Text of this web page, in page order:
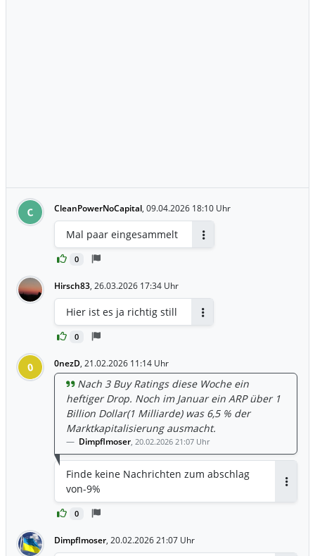
C CleanPowerNoCapital, 09.04.2026 18:10 Uhr
0
Mal paar eingesammelt
Hirsch83, 26.03.2026 17:34 Uhr
0
Hier ist es ja richtig still
0 0nezD, 21.02.2026 11:14 Uhr
0
Nach 3 Buy Ratings diese Woche ein
heftiger Drop. Noch im Januar ein ARP über 1
Billion Dollar(1 Milliarde) was 6,5 % der
Marktkapitalisierung ausmacht.
Dimpflmoser, 20.02.2026 21:07 Uhr
Finde keine Nachrichten zum abschlag
von-9%
Dimpflmoser, 20.02.2026 21:07 Uhr